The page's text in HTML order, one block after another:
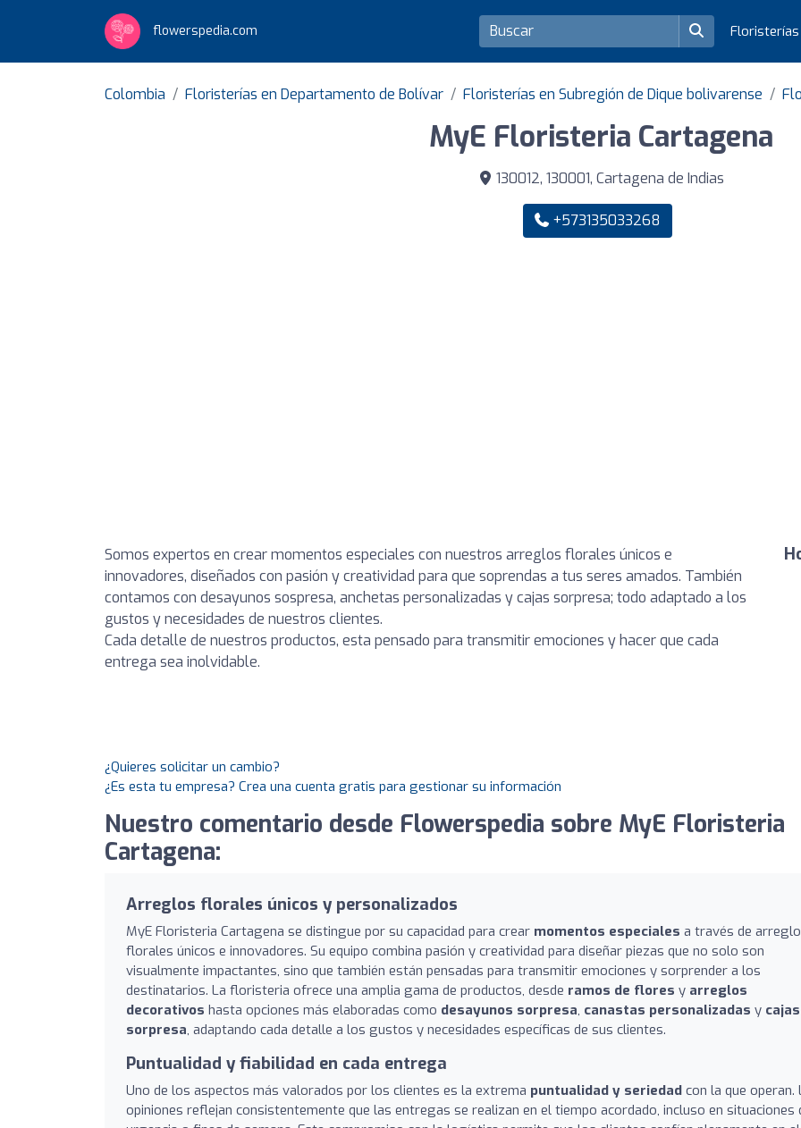
flowerspedia.com
Colombia Floristerías en Departamento de Bolívar Floristerías en Subregión de Dique bolivarense
MyE Floristeria Cartagena
130012, 130001, Cartagena de Indias
+573135033268
Somos expertos en crear momentos especiales con nuestros arreglos florales únicos e
innovadores, diseñados con pasión y creatividad para que soprendas a tus seres amados. También
contamos con desayunos sospresa, anchetas personalizadas y cajas sorpresa; todo adaptado a los
gustos y necesidades de nuestros clientes.
Cada detalle de nuestros productos, esta pensado para transmitir emociones y hacer que cada
entrega sea inolvidable.
¿Quieres solicitar un cambio?
¿Es esta tu empresa? Crea una cuenta gratis para gestionar su información
Nuestro comentario desde Flowerspedia sobre MyE Floristeria
Cartagena:
Arreglos florales únicos y personalizados
MyE Floristeria Cartagena se distingue por su capacidad para crear momentos especiales a través de
florales únicos e innovadores. Su equipo combina pasión y creatividad para diseñar piezas que no solo son
visualmente impactantes, sino que también están pensadas para transmitir emociones y sorprender a los
destinatarios. La floristeria ofrece una amplia gama de productos, desde ramos de flores y arreglos
decorativos hasta opciones más elaboradas como desayunos sorpresa, canastas personalizadas y cajas
sorpresa, adaptando cada detalle a los gustos y necesidades específicas de sus clientes.
Puntualidad y fiabilidad en cada entrega
Uno de los aspectos más valorados por los clientes es la extrema puntualidad y seriedad con la que operan.
opiniones reflejan consistentemente que las entregas se realizan en el tiempo acordado, incluso en situaciones